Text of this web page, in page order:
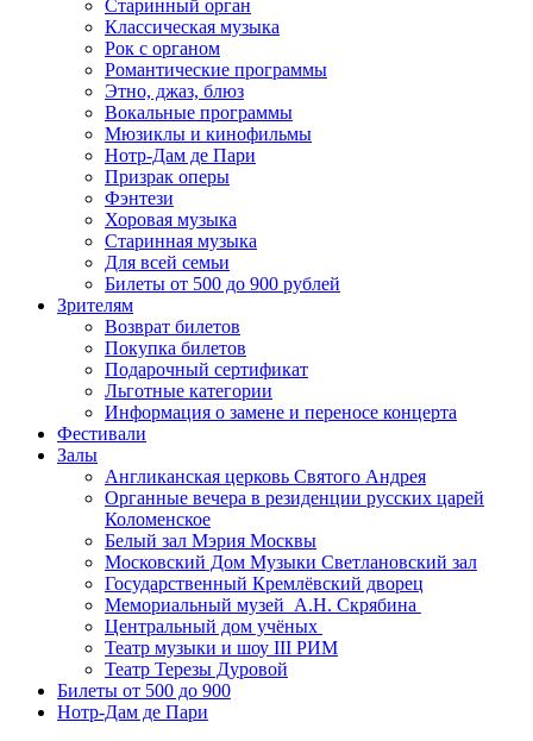
Старинный орган
Классическая музыка
Рок с органом
Романтические программы
Этно, джаз, блюз
Вокальные программы
Мюзиклы и кинофильмы
Нотр-Дам де Пари
Призрак оперы
Фэнтези
Хоровая музыка
Старинная музыка
Для всей семьи
Билеты от 500 до 900 рублей
Зрителям
Возврат билетов
Покупка билетов
Подарочный сертификат
Льготные категории
Информация о замене и переносе концерта
Фестивали
Залы
Англиканская церковь Святого Андрея
Органные вечера в резиденции русских царей
Коломенское
Белый зал Мэрия Москвы
Московский Дом Музыки Светлановский зал
Государственный Кремлёвский дворец
Мемориальный музей А.Н. Скрябина
Центральный дом учёных
Театр музыки и шоу III РИМ
Театр Терезы Дуровой
Билеты от 500 до 900
Нотр-Дам де Пари